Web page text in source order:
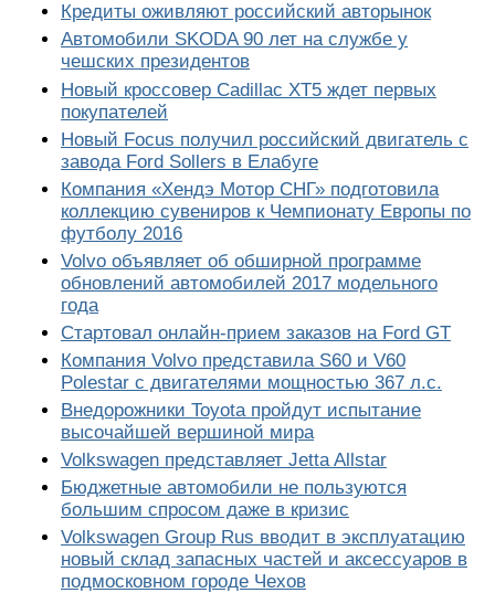
Кредиты оживляют российский авторынок
Автомобили SKODA 90 лет на службе у
чешских президентов
Новый кроссовер Cadillac XT5 ждет первых
покупателей
Новый Focus получил российский двигатель с
завода Ford Sollers в Елабуге
Компания «Хендэ Мотор СНГ» подготовила
коллекцию сувениров к Чемпионату Европы по
футболу 2016
Volvo объявляет об обширной программе
обновлений автомобилей 2017 модельного
года
Стартовал онлайн-прием заказов на Ford GT
Компания Volvo представила S60 и V60
Polestar с двигателями мощностью 367 л.с.
Внедорожники Toyota пройдут испытание
высочайшей вершиной мира
Volkswagen представляет Jetta Allstar
Бюджетные автомобили не пользуются
большим спросом даже в кризис
Volkswagen Group Rus вводит в эксплуатацию
новый склад запасных частей и аксессуаров в
подмосковном городе Чехов